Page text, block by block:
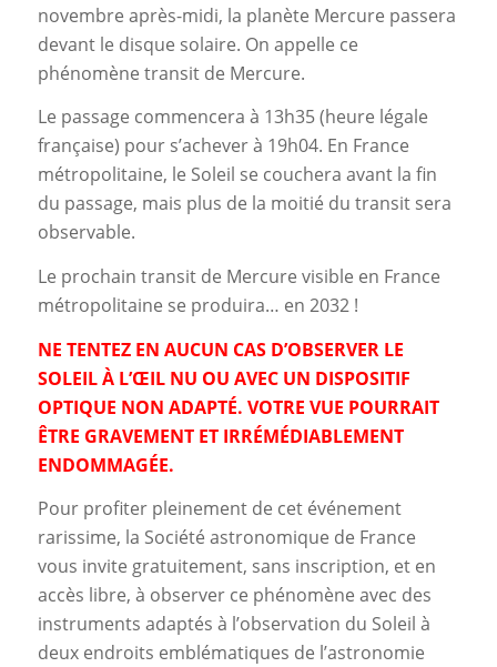
novembre après-midi, la planète Mercure passera
devant le disque solaire. On appelle ce
phénomène transit de Mercure.
Le passage commencera à 13h35 (heure légale
française) pour s’achever à 19h04. En France
métropolitaine, le Soleil se couchera avant la fin
du passage, mais plus de la moitié du transit sera
observable.
Le prochain transit de Mercure visible en France
métropolitaine se produira… en 2032 !
NE TENTEZ EN AUCUN CAS D’OBSERVER LE
SOLEIL À L’ŒIL NU OU AVEC UN DISPOSITIF
OPTIQUE NON ADAPTÉ. VOTRE VUE POURRAIT
ÊTRE GRAVEMENT ET IRRÉMÉDIABLEMENT
ENDOMMAGÉE.
Pour profiter pleinement de cet événement
rarissime, la Société astronomique de France
vous invite gratuitement, sans inscription, et en
accès libre, à observer ce phénomène avec des
instruments adaptés à l’observation du Soleil à
deux endroits emblématiques de l’astronomie